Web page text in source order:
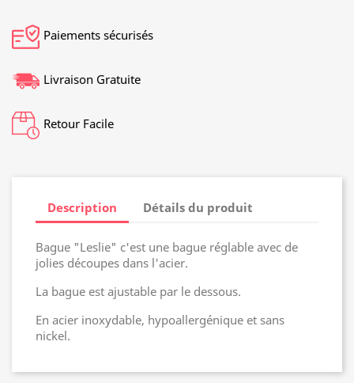
Paiements sécurisés
Livraison Gratuite
Retour Facile
Description Détails du produit
Bague "Leslie" c'est une bague réglable avec de
jolies découpes dans l'acier.
La bague est ajustable par le dessous.
En acier inoxydable, hypoallergénique et sans
nickel.